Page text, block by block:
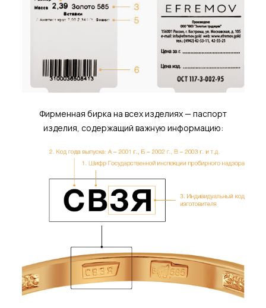
Фирменная бирка на всех изделиях — паспорт
изделия, содержащий важную информацию: